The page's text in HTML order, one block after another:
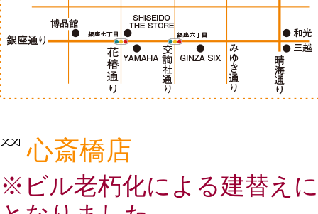
心斎橋店
※ビル老朽化による建替え